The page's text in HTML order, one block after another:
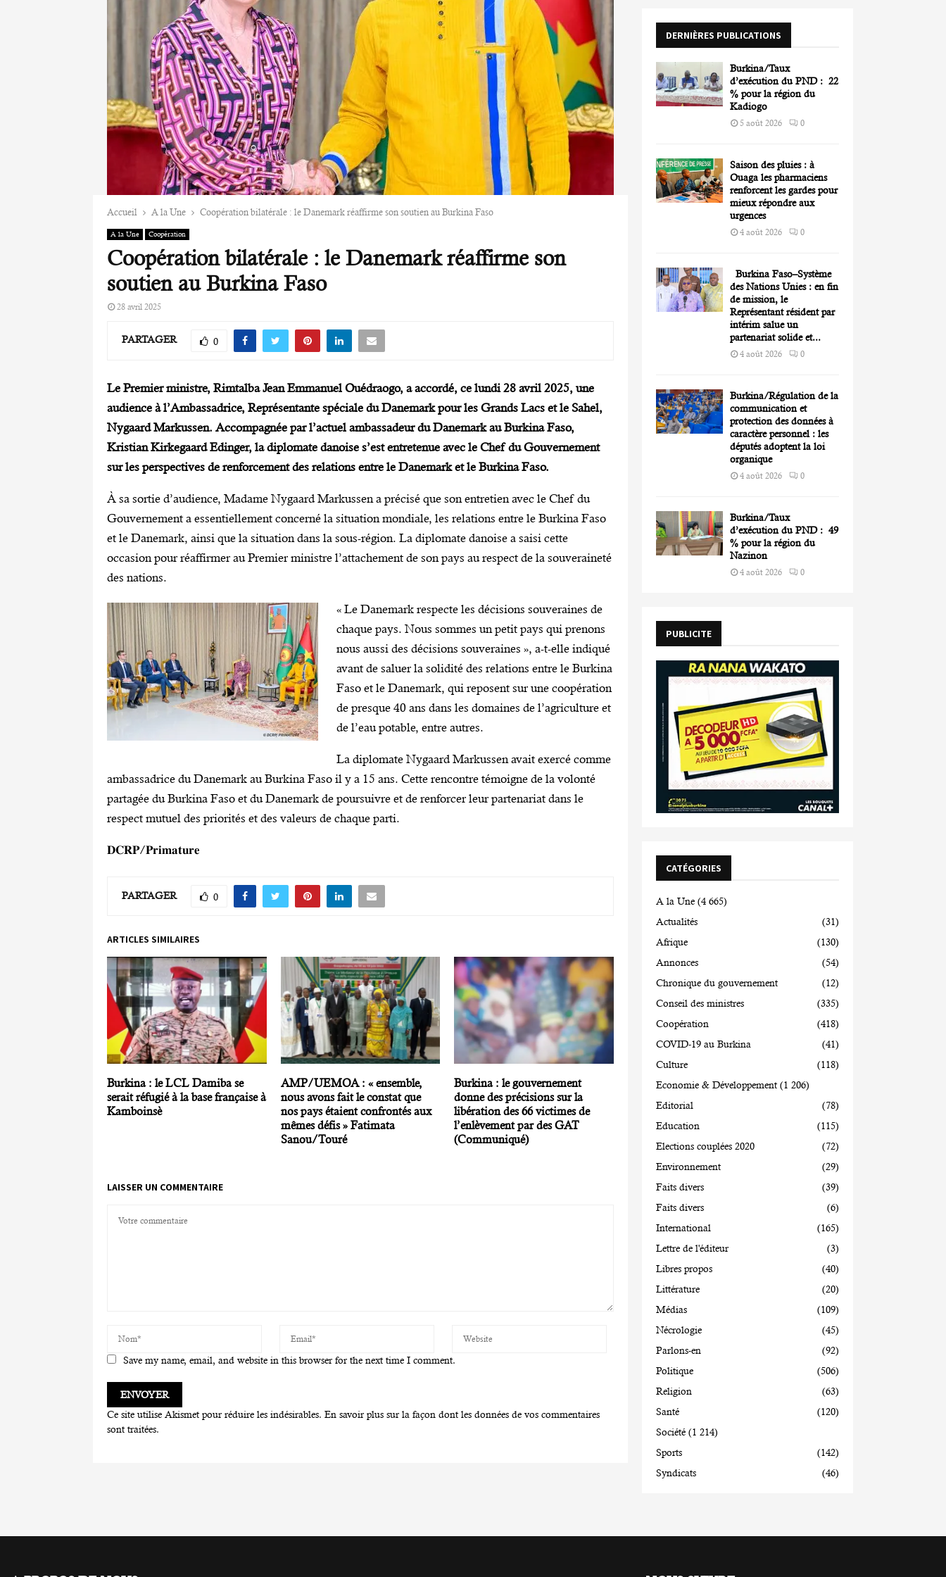
Accueil A la Une Coopération bilatérale : le Danemark réaffirme son soutien au Burkina Faso
A la Une Coopération
Coopération bilatérale : le Danemark réaffirme son
soutien au Burkina Faso
28 avril 2025
PARTAGER 0
Le Premier ministre, Rimtalba Jean Emmanuel Ouédraogo, a accordé, ce lundi 28 avril 2025, une
audience à l’Ambassadrice, Représentante spéciale du Danemark pour les Grands Lacs et le Sahel,
Nygaard Markussen. Accompagnée par l’actuel ambassadeur du Danemark au Burkina Faso,
Kristian Kirkegaard Edinger, la diplomate danoise s’est entretenue avec le Chef du Gouvernement
sur les perspectives de renforcement des relations entre le Danemark et le Burkina Faso.
À sa sortie d’audience, Madame Nygaard Markussen a précisé que son entretien avec le Chef du
Gouvernement a essentiellement concerné la situation mondiale, les relations entre le Burkina Faso
et le Danemark, ainsi que la situation dans la sous-région. La diplomate danoise a saisi cette
occasion pour réaffirmer au Premier ministre l’attachement de son pays au respect de la souveraineté
des nations.
« Le Danemark respecte les décisions souveraines de
chaque pays. Nous sommes un petit pays qui prenons
nous aussi des décisions souveraines », a-t-elle indiqué
avant de saluer la solidité des relations entre le Burkina
Faso et le Danemark, qui reposent sur une coopération
de presque 40 ans dans les domaines de l’agriculture et
de l’eau potable, entre autres.
La diplomate Nygaard Markussen avait exercé comme
ambassadrice du Danemark au Burkina Faso il y a 15 ans. Cette rencontre témoigne de la volonté
partagée du Burkina Faso et du Danemark de poursuivre et de renforcer leur partenariat dans le
respect mutuel des priorités et des valeurs de chaque parti.
𝐃𝐂𝐑𝐏/𝐏𝐫𝐢𝐦𝐚𝐭𝐮𝐫𝐞
PARTAGER 0
ARTICLES SIMILAIRES
Burkina : le LCL Damiba se
serait réfugié à la base française à
Kamboinsè
AMP/UEMOA : « ensemble,
nous avons fait le constat que
nos pays étaient confrontés aux
mêmes défis » Fatimata
Sanou/Touré
Burkina : le gouvernement
donne des précisions sur la
libération des 66 victimes de
l’enlèvement par des GAT
(Communiqué)
LAISSER UN COMMENTAIRE
Save my name, email, and website in this browser for the next time I comment.
Ce site utilise Akismet pour réduire les indésirables. En savoir plus sur la façon dont les données de vos commentaires
sont traitées.
r
H
DERNIÈRES PUBLICATIONS
Burkina/Taux
d’exécution du PND : 22
% pour la région du
Kadiogo
5 août 2026 0
Saison des pluies : à
Ouaga les pharmaciens
renforcent les gardes pour
mieux répondre aux
urgences
4 août 2026 0
Burkina Faso–Système
des Nations Unies : en fin
de mission, le
Représentant résident par
intérim salue un
partenariat solide et...
4 août 2026 0
Burkina/Régulation de la
communication et
protection des données à
caractère personnel : les
députés adoptent la loi
organique
4 août 2026 0
Burkina/Taux
d’exécution du PND : 49
% pour la région du
Nazinon
4 août 2026 0
PUBLICITE
CATÉGORIES
A la Une (4 665)
Actualités
(31)
Afrique
(130)
Annonces
(54)
Chronique du gouvernement
(12)
Conseil des ministres
(335)
Coopération
(418)
COVID-19 au Burkina
(41)
Culture
(118)
Economie & Développement (1 206)
Editorial
(78)
Education
(115)
Elections couplées 2020
(72)
Environnement
(29)
Faits divers
(39)
Faits divers
(6)
International
(165)
Lettre de l'éditeur
(3)
Libres propos
(40)
Littérature
(20)
Médias
(109)
Nécrologie
(45)
Parlons-en
(92)
Politique
(506)
Religion
(63)
Santé
(120)
Société (1 214)
Sports
(142)
Syndicats
(46)